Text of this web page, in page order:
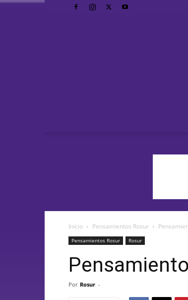
Inicio Pensamientos Rosur
Pensamientos Rosur Rosur
Por Rosur -